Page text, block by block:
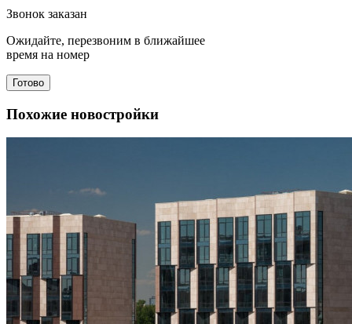
Звонок заказан
Ожидайте, перезвоним в ближайшее
время на номер
Готово
Похожие новостройки